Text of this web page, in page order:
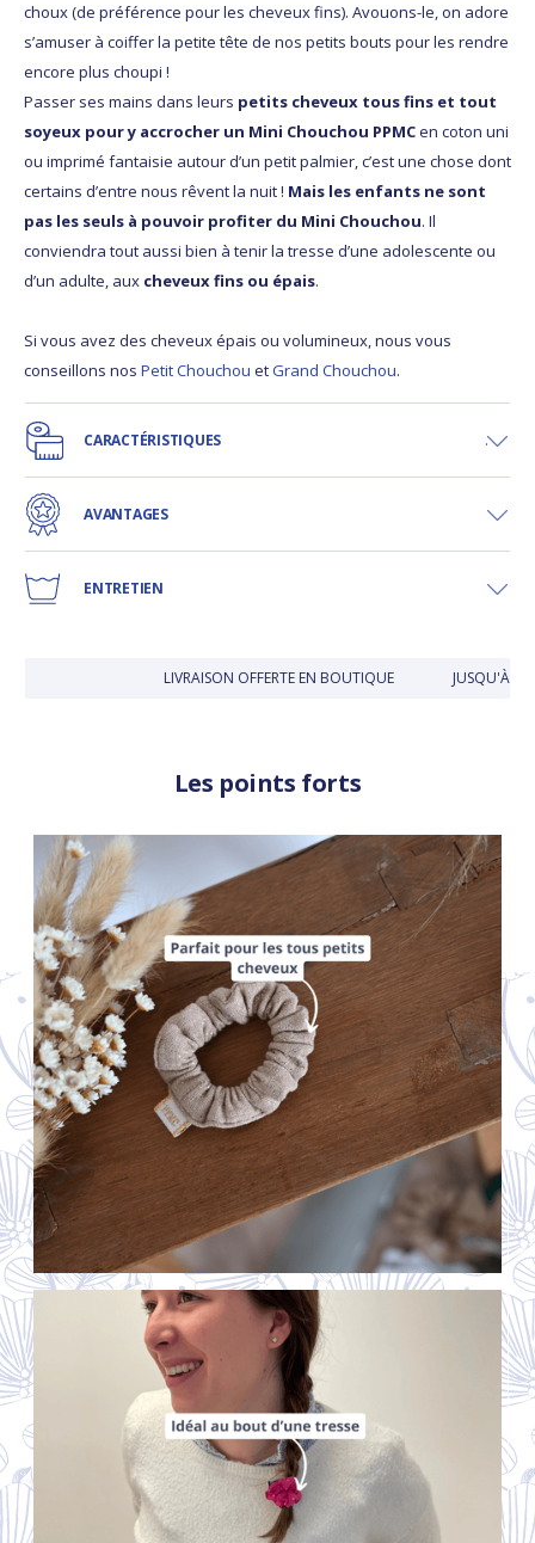
choux (de préférence pour les cheveux fins). Avouons-le, on adore
s’amuser à coiffer la petite tête de nos petits bouts pour les rendre
encore plus choupi !
Passer ses mains dans leurs petits cheveux tous fins et tout
soyeux pour y accrocher un Mini Chouchou PPMCen coton uni
ou imprimé fantaisie autour d’un petit palmier, c’est une chose dont
certains d’entre nous rêvent la nuit ! Mais les enfants ne sont
pas les seuls à pouvoir profiter du Mini Chouchou. Il
conviendra tout aussi bien à tenir la tresse d’une adolescente ou
d’un adulte, aux cheveux fins ou épais.
Si vous avez des cheveux épais ou volumineux, nous vous
conseillons nos Petit Chouchou etGrand Chouchou.
CARACTÉRISTIQUES
AVANTAGES
ENTRETIEN
LIVRAISON OFFERTE EN BOUTIQUE JUSQU'À 30
Les points forts